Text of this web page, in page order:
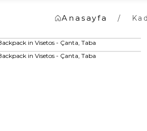
Anasayfa